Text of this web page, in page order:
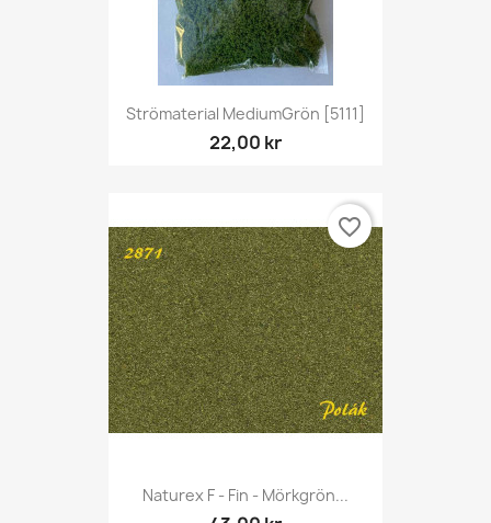
Strömaterial MediumGrön [5111]
22,00 kr
Naturex F - Fin - Mörkgrön...
favorite_border